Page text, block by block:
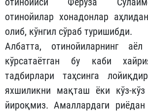
отинойилар хонадонлар
олиб, кўнгил сўраб туришибди.
Албатта, отинойиларнинг
кўрсатаётган бу каби
тадбирлари таҳсинга
яхшиликни мақташ ёки кўз-
йироқмиз. Амаллардаги